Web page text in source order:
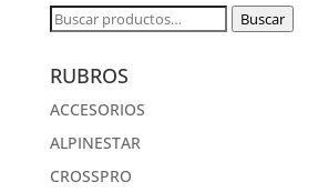
Buscar
Buscar
RUBROS
ACCESORIOS
ALPINESTAR
CROSSPRO